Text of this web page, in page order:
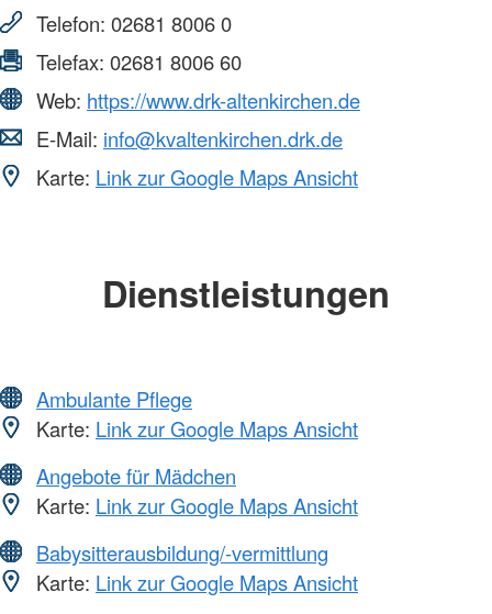
Telefon: 02681 8006 0
Telefax: 02681 8006 60
Web: https://www.drk-altenkirchen.de
E-Mail: info@kvaltenkirchen.drk.de
Karte: Link zur Google Maps Ansicht
Dienstleistungen
Ambulante Pflege
Karte: Link zur Google Maps Ansicht
Angebote für Mädchen
Karte: Link zur Google Maps Ansicht
Babysitterausbildung/-vermittlung
Karte: Link zur Google Maps Ansicht